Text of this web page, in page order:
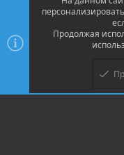
Community platform by
© Jason
Продолжая